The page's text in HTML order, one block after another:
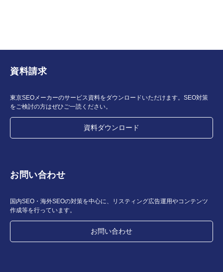
資料請求
東京SEOメーカーのサービス資料をダウンロードいただけます。SEO対策
をご検討の方はぜひご一読ください。
資料ダウンロード
お問い合わせ
国内SEO・海外SEOの対策を中心に、リスティング広告運用やコンテンツ
作成等を行っています。
お問い合わせ